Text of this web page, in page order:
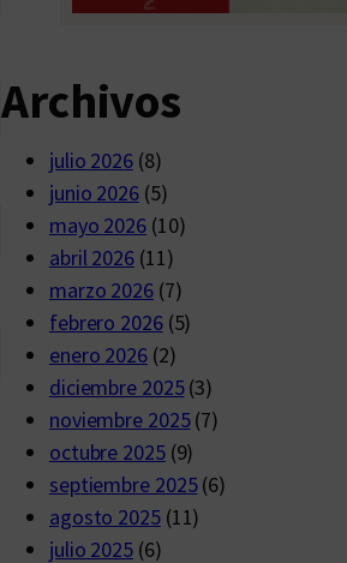
Archivos
julio 2026(8)
junio 2026(5)
mayo 2026 (10)
abril 2026(11)
marzo 2026(7)
febrero 2026(5)
enero 2026(2)
diciembre 2025(3)
noviembre 2025(7)
octubre 2025(9)
septiembre 2025(6)
agosto 2025(11)
julio 2025(6)